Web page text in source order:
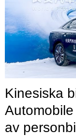
Kinesiska
av